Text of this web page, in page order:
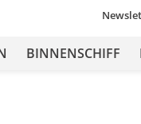
BINNENSCHIFF